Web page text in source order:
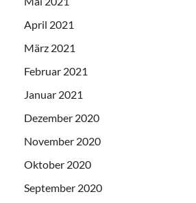
April 2021
März 2021
Februar 2021
Januar 2021
Dezember 2020
November 2020
Oktober 2020
September 2020